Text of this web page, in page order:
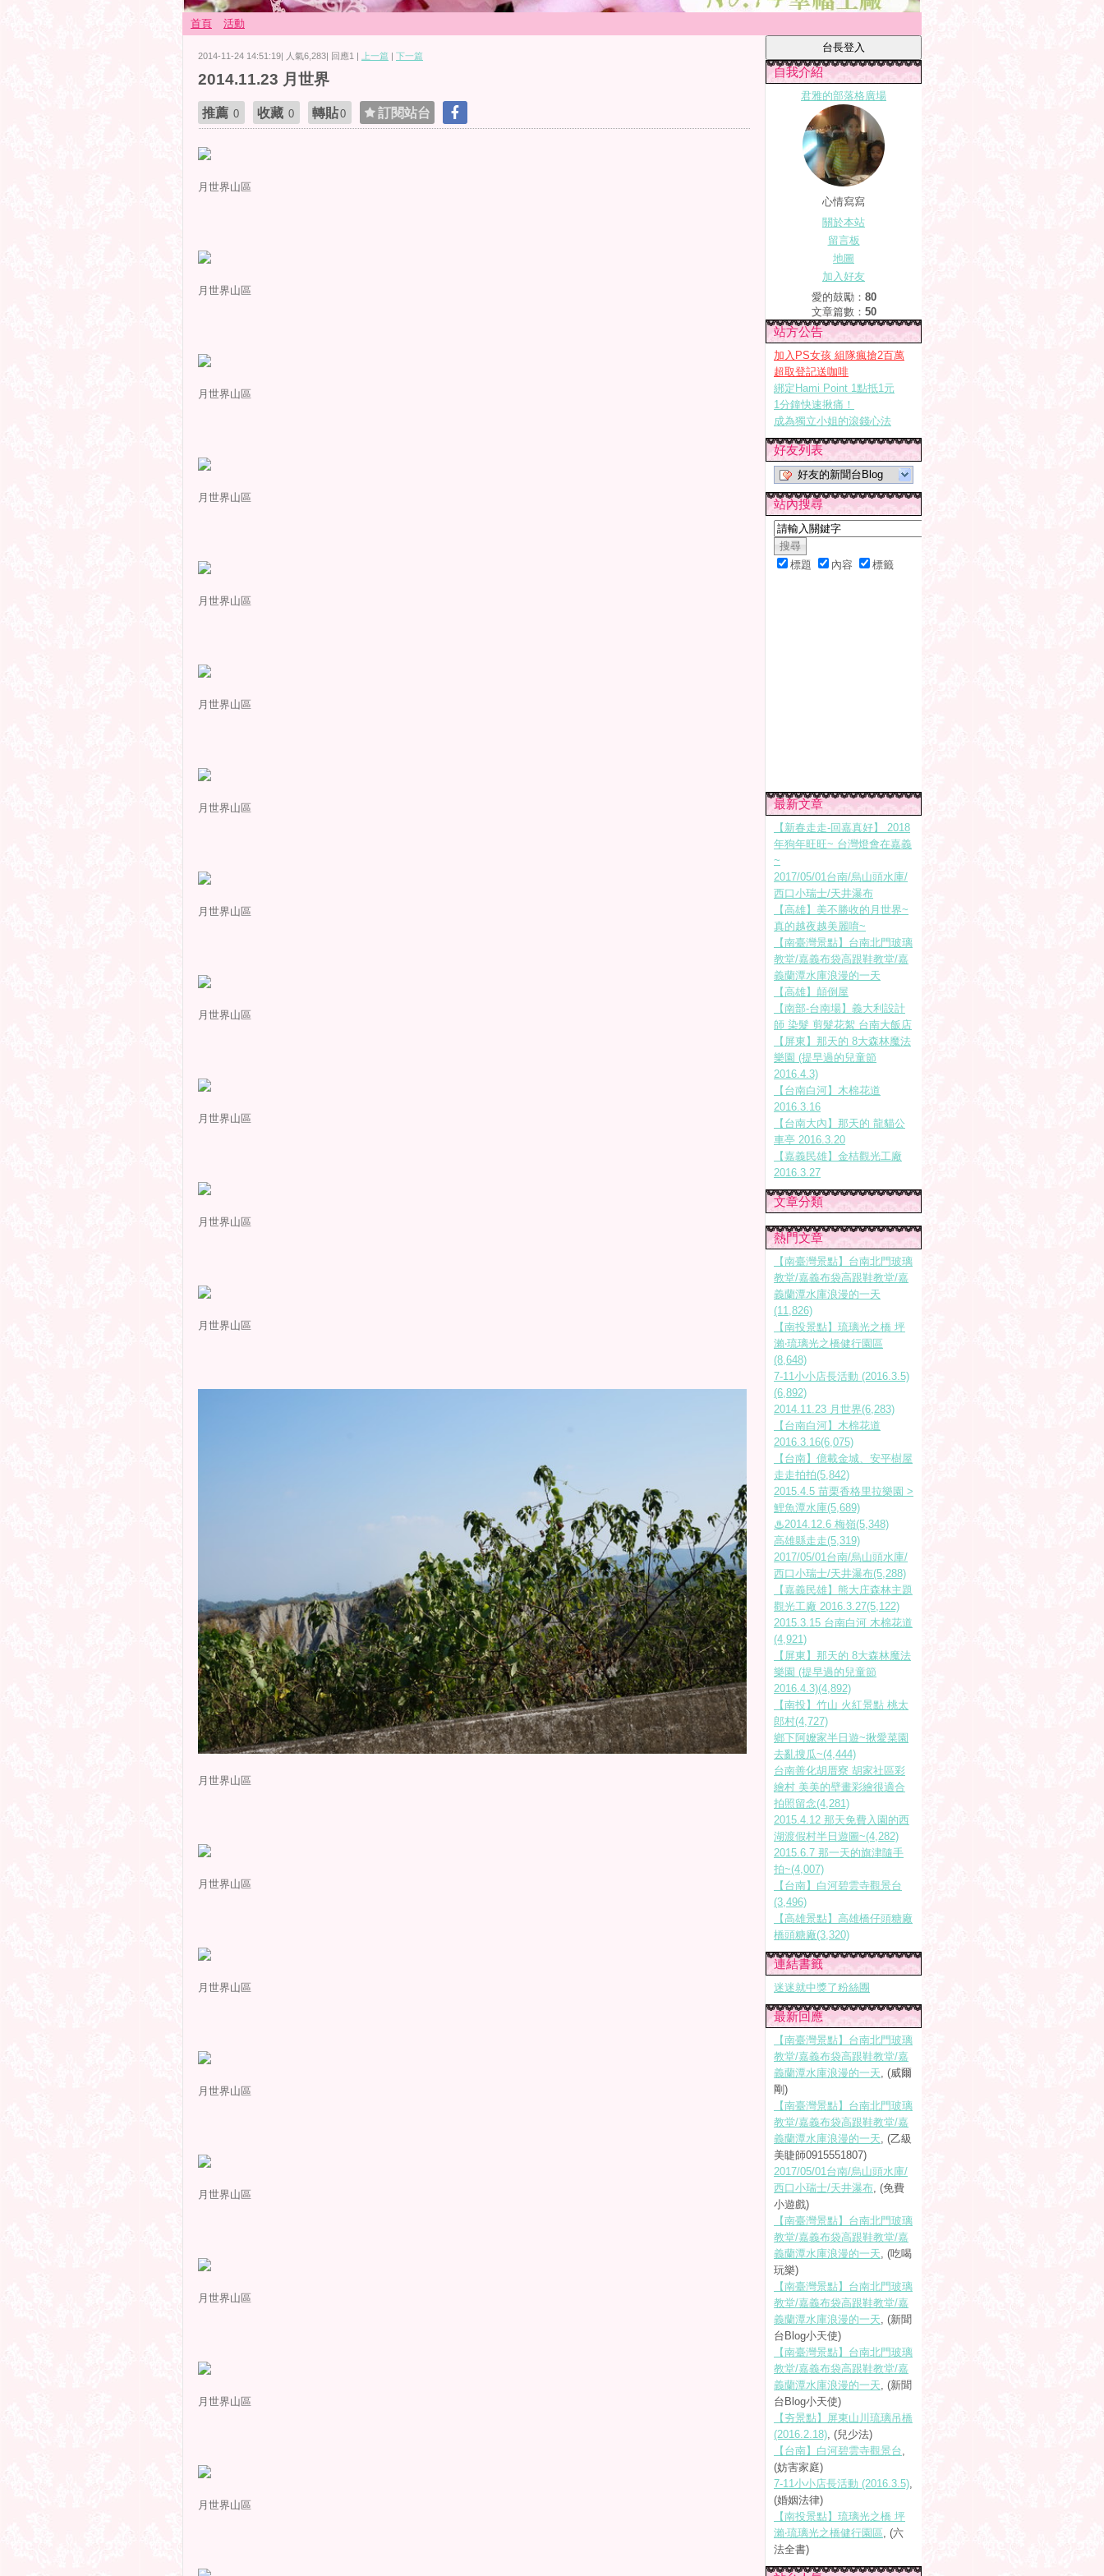
首頁 活動
2014-11-24 14:51:19| 人氣6,283| 回應1 | 上一篇 | 下一篇
2014.11.23 月世界
推薦 0 收藏 0 轉貼0 訂閱站台
月世界山區
月世界山區
月世界山區
月世界山區
月世界山區
月世界山區
月世界山區
月世界山區
月世界山區
月世界山區
月世界山區
月世界山區
月世界山區
月世界山區
月世界山區
月世界山區
月世界山區
月世界山區
月世界山區
月世界山區
自我介紹
君雅的部落格廣場
心情寫寫
關於本站
留言板
地圖
加入好友
愛的鼓勵： 80
文章篇數： 50
站方公告
加入PS女孩 組隊瘋搶2百萬
超取登記送咖啡
綁定Hami Point 1點抵1元
1分鐘快速揪痛！
成為獨立小姐的滾錢心法
好友列表
好友的新聞台Blog
站內搜尋
標題 內容 標籤
最新文章
【新春走走-回嘉真好】 2018
年狗年旺旺~ 台灣燈會在嘉義
~
2017/05/01台南/烏山頭水庫/
西口小瑞士/天井瀑布
【高雄】美不勝收的月世界~
真的越夜越美麗唷~
【南臺灣景點】台南北門玻璃
教堂/嘉義布袋高跟鞋教堂/嘉
義蘭潭水庫浪漫的一天
【高雄】顛倒屋
【南部-台南場】義大利設計
師 染髮 剪髮花絮 台南大飯店
【屏東】那天的 8大森林魔法
樂園 (提早過的兒童節
2016.4.3)
【台南白河】木棉花道
2016.3.16
【台南大內】那天的 龍貓公
車亭 2016.3.20
【嘉義民雄】金桔觀光工廠
2016.3.27
文章分類
熱門文章
【南臺灣景點】台南北門玻璃
教堂/嘉義布袋高跟鞋教堂/嘉
義蘭潭水庫浪漫的一天
(11,826)
【南投景點】琉璃光之橋 坪
瀨‧琉璃光之橋健行園區
(8,648)
7-11小小店長活動 (2016.3.5)
(6,892)
2014.11.23 月世界(6,283)
【台南白河】木棉花道
2016.3.16(6,075)
【台南】億載金城、安平樹屋
走走拍拍(5,842)
2015.4.5 苗栗香格里拉樂園 >
鯉魚潭水庫(5,689)
♨2014.12.6 梅嶺(5,348)
高雄縣走走(5,319)
2017/05/01台南/烏山頭水庫/
西口小瑞士/天井瀑布(5,288)
【嘉義民雄】熊大庄森林主題
觀光工廠 2016.3.27(5,122)
2015.3.15 台南白河 木棉花道
(4,921)
【屏東】那天的 8大森林魔法
樂園 (提早過的兒童節
2016.4.3)(4,892)
【南投】竹山 火紅景點 桃太
郎村(4,727)
鄉下阿嬤家半日遊~揪愛菜園
去亂搜瓜~(4,444)
台南善化胡厝寮 胡家社區彩
繪村 美美的壁畫彩繪很適合
拍照留念(4,281)
2015.4.12 那天免費入園的西
湖渡假村半日遊圖~(4,282)
2015.6.7 那一天的旗津隨手
拍~(4,007)
【台南】白河碧雲寺觀景台
(3,496)
【高雄景點】高雄橋仔頭糖廠
橋頭糖廠(3,320)
連結書籤
迷迷就中獎了粉絲團
最新回應
【南臺灣景點】台南北門玻璃
教堂/嘉義布袋高跟鞋教堂/嘉
義蘭潭水庫浪漫的一天, (威爾
剛)
【南臺灣景點】台南北門玻璃
教堂/嘉義布袋高跟鞋教堂/嘉
義蘭潭水庫浪漫的一天, (乙級
美睫師0915551807)
2017/05/01台南/烏山頭水庫/
西口小瑞士/天井瀑布, (免費
小遊戲)
【南臺灣景點】台南北門玻璃
教堂/嘉義布袋高跟鞋教堂/嘉
義蘭潭水庫浪漫的一天, (吃喝
玩樂)
【南臺灣景點】台南北門玻璃
教堂/嘉義布袋高跟鞋教堂/嘉
義蘭潭水庫浪漫的一天, (新聞
台Blog小天使)
【南臺灣景點】台南北門玻璃
教堂/嘉義布袋高跟鞋教堂/嘉
義蘭潭水庫浪漫的一天, (新聞
台Blog小天使)
【夯景點】屏東山川琉璃吊橋
(2016.2.18), (兒少法)
【台南】白河碧雲寺觀景台,
(妨害家庭)
7-11小小店長活動 (2016.3.5),
(婚姻法律)
【南投景點】琉璃光之橋 坪
瀨‧琉璃光之橋健行園區, (六
法全書)